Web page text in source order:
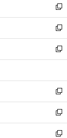
く
で
開
く
ド
ウ
で
開
く
ィ
ン
ド
ウ
で
開
い
ウ
ィ
ン
ド
ウ
開
く
新
し
い
ウ
ィ
ン
ウ
で
開
く
新
し
い
ウ
ン
ド
ウ
で
開
く
新
し
ウ
ィ
ン
ド
ウ
で
新
し
い
ウ
ィ
新
し
い
新